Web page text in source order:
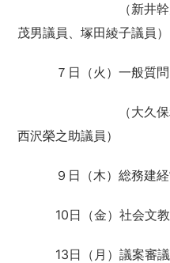
（新井幹夫議員
茂男議員、塚田綾子議員）
７日（火）一般質問
（大久保利廣議
西沢榮之助議員）
９日（木）総務建経常
10日（金）社会文教常
13日（月）議案審議